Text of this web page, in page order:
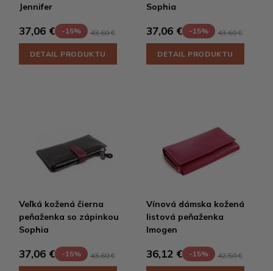
Jennifer
37,06 € -15% 43,60 €
DETAIL PRODUKTU
Sophia
37,06 € -15% 43,60 €
DETAIL PRODUKTU
Veľká kožená čierna
peňaženka so zápinkou
Sophia
37,06 € -15% 43,60 €
Vínová dámska kožená
listová peňaženka
Imogen
36,12 € -15% 42,50 €